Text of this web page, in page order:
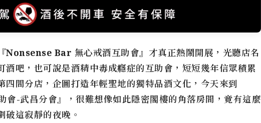
Nonsense Bar 無心戒酒互助會』才真正熱鬧開展，光聽店名
酒吧，也可說是酒精中毒成癮症的互助會，短短幾年信眾積累
四間分店，企圖打造年輕聖地的獨特品酒文化，今天來到
會-武昌分會』，很難想像如此隱密閣樓的角落房間，竟有這麼
破這寂靜的夜晚。